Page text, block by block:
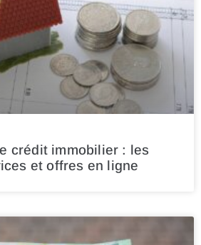
crédit immobilier : les
et offres en ligne